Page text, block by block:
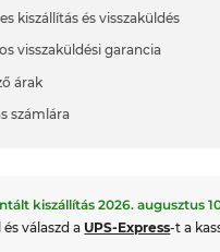
kiszállítás és visszaküldés
visszaküldési garancia
árak
számlára
kiszállítás2026. augusztus
és válaszd a UPS-Express-t a